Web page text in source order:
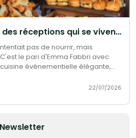
Food and Beyond : des réceptions qui se vivent autant qu'elles se dégustent
pas de nourrir, mais
le pari d'Emma Fabbri avec
événementielle élégante,
au repas gastronomique.
22/07/2026
Newsletter